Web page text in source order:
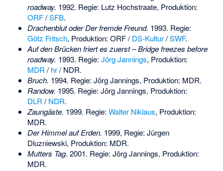
roadway. 1992. Regie: Lutz Hochstraate, Produktion:
ORF/SFB.
Drachenblut oder Der fremde Freund. 1993. Regie:
Götz Fritsch, Produktion: ORF /DS-Kultur/SWF.
Auf den Brücken friert es zuerst – Bridge freezes before
roadway. 1993. Regie: Jörg Jannings, Produktion:
MDR /hr/ NDR.
Bruch. 1994. Regie: Jörg Jannings, Produktion: MDR.
Randow. 1995. Regie: Jörg Jannings, Produktion:
DLR /NDR.
Zaungäste. 1999. Regie: Walter Niklaus, Produktion:
MDR.
Der Himmel auf Erden. 1999, Regie: Jürgen
Dluzniewski, Produktion: MDR.
Mutters Tag. 2001. Regie: Jörg Jannings, Produktion:
MDR.